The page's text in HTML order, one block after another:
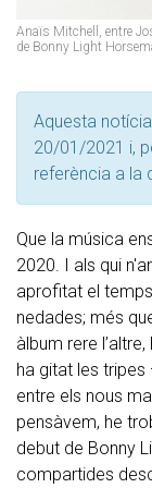
Anaïs Mitchell, entre
de Bonny Light
Aquesta
20/01/2021 i,
referència a la
Que la música
2020. I als qui
aprofitat el
nedades; més
àlbum rere
ha gitat les tripes
entre els nous
pensàvem, he
debut de Bonny
compartides